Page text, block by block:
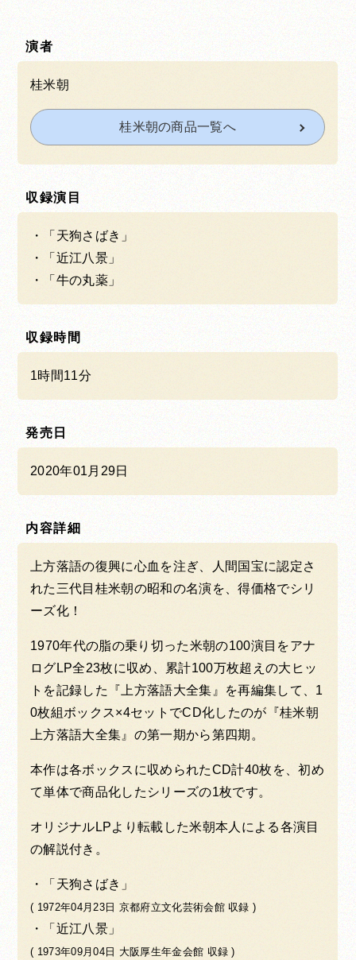
演者
桂米朝
桂米朝の商品一覧へ
収録演目
「天狗さばき」
「近江八景」
「牛の丸薬」
収録時間
1時間11分
発売日
2020年01月29日
内容詳細
上方落語の復興に心血を注ぎ、人間国宝に認定さ
れた三代目桂米朝の昭和の名演を、得価格でシリ
ーズ化！
1970年代の脂の乗り切った米朝の100演目をアナ
ログLP全23枚に収め、累計100万枚超えの大ヒッ
トを記録した『上方落語大全集』を再編集して、1
0枚組ボックス×4セットでCD化したのが『桂米朝
上方落語大全集』の第一期から第四期。
本作は各ボックスに収められたCD計40枚を、初め
て単体で商品化したシリーズの1枚です。
オリジナルLPより転載した米朝本人による各演目
の解説付き。
「天狗さばき」
( 1972年04月23日 京都府立文化芸術会館 収録 )
「近江八景」
( 1973年09月04日 大阪厚生年金会館 収録 )